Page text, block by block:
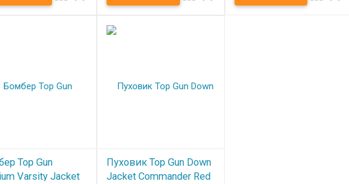
Top Gun
Varsity Jacket
Пуховик Top Gun Down
Jacket Commander Red